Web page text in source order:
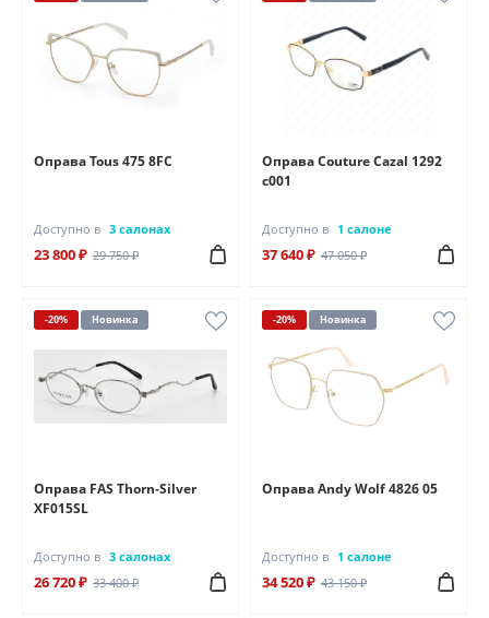
Оправа Tous 475 8FC
Доступно в 3 салонах
23 800 ₽ 29 750 ₽
Оправа Couture Cazal 1292
c001
Доступно в 1 салоне
37 640 ₽ 47 050 ₽
-20% Новинка
Оправа FAS Thorn-Silver
XF015SL
Доступно в 3 салонах
26 720 ₽ 33 400 ₽
-20% Новинка
Оправа Andy Wolf 4826 05
Доступно в 1 салоне
34 520 ₽ 43 150 ₽